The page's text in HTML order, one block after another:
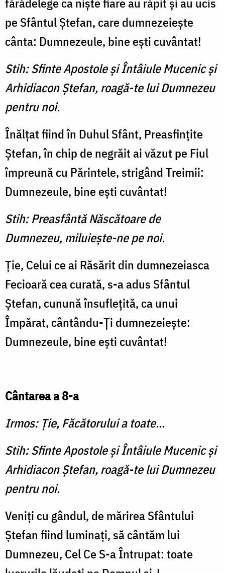
fărădelege ca nişte fiare au răpit şi au ucis
pe Sfântul Ştefan, care dumnezeieşte
cânta: Dumnezeule, bine eşti cuvântat!
Stih: Sfinte Apostole şi Întâiule Mucenic şi
Arhidiacon Ştefan, roagă-te lui Dumnezeu
pentru noi.
Înălţat fiind în Duhul Sfânt, Preasfinţite
Ştefan, în chip de negrăit ai văzut pe Fiul
împreună cu Părintele, strigând Treimii:
Dumnezeule, bine eşti cuvântat!
Stih: Preasfântă Născătoare de
Dumnezeu, miluieşte-ne pe noi.
Ţie, Celui ce ai Răsărit din dumnezeiasca
Fecioară cea curată, s-a adus Sfântul
Ştefan, cunună însufleţită, ca unui
Împărat, cântându-Ţi dumnezeieşte:
Dumnezeule, bine eşti cuvântat!
Cântarea a 8-a
Irmos: Ţie, Făcătorului a toate...
Stih: Sfinte Apostole şi Întâiule Mucenic şi
Arhidiacon Ştefan, roagă-te lui Dumnezeu
pentru noi.
Veniţi cu gândul, de mărirea Sfântului
Ştefan fiind luminaţi, să cântăm lui
Dumnezeu, Cel Ce S-a Întrupat: toate